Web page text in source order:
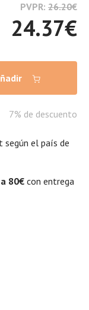
PVPR: 26.20€
24.37€
7% de descuento
según el país de
80€ con entrega